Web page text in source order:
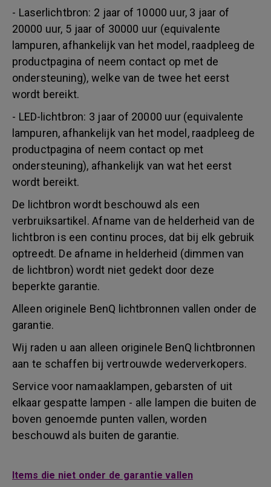
- Laserlichtbron: 2 jaar of 10000 uur, 3 jaar of
20000 uur, 5 jaar of 30000 uur (equivalente
lampuren, afhankelijk van het model, raadpleeg de
productpagina of neem contact op met de
ondersteuning), welke van de twee het eerst
wordt bereikt.
- LED-lichtbron: 3 jaar of 20000 uur (equivalente
lampuren, afhankelijk van het model, raadpleeg de
productpagina of neem contact op met
ondersteuning), afhankelijk van wat het eerst
wordt bereikt.
De lichtbron wordt beschouwd als een
verbruiksartikel. Afname van de helderheid van de
lichtbron is een continu proces, dat bij elk gebruik
optreedt. De afname in helderheid (dimmen van
de lichtbron) wordt niet gedekt door deze
beperkte garantie.
Alleen originele BenQ lichtbronnen vallen onder de
garantie.
Wij raden u aan alleen originele BenQ lichtbronnen
aan te schaffen bij vertrouwde wederverkopers.
Service voor namaaklampen, gebarsten of uit
elkaar gespatte lampen - alle lampen die buiten de
boven genoemde punten vallen, worden
beschouwd als buiten de garantie.
Items die niet onder de garantie vallen